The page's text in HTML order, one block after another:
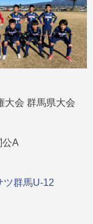
大会 群馬県大会
A
ツ群馬U-12